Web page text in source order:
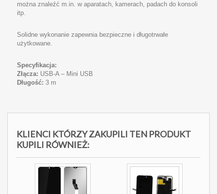
można znaleźć m.in. w aparatach, kamerach, padach do konsoli
itp.
Solidne wykonanie zapewnia bezpieczne i długotrwałe
użytkowane.
Specyfikacja:
Złącza: USB-A – Mini USB
Długość: 3 m
KLIENCI KTÓRZY ZAKUPILI TEN PRODUKT
KUPILI RÓWNIEŻ: